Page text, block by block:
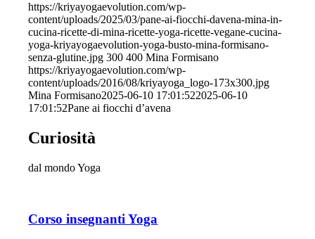
https://kriyayogaevolution.com/wp-
content/uploads/2025/03/pane-ai-fiocchi-davena-mina-in-
cucina-ricette-di-mina-ricette-yoga-ricette-vegane-cucina-
yoga-kriyayogaevolution-yoga-busto-mina-formisano-
senza-glutine.jpg 300 400 Mina Formisano
https://kriyayogaevolution.com/wp-
content/uploads/2016/08/kriyayoga_logo-173x300.jpg
Mina Formisano2025-06-10 17:01:522025-06-10
17:01:52Pane ai fiocchi d’avena
Curiosità
dal mondo Yoga
Corso insegnanti Yoga